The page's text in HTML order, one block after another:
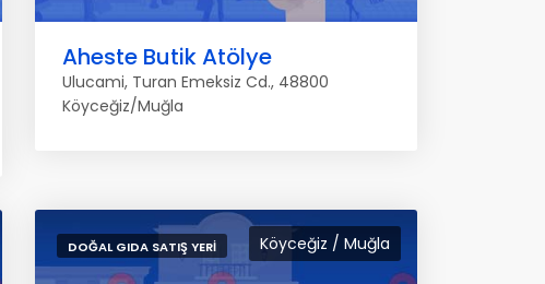
Aheste Butik Atölye
Ulucami, Turan Emeksiz Cd., 48800
Köyceğiz/Muğla
Köyceğiz / Muğla
DOĞAL GIDA SATIŞ YERI